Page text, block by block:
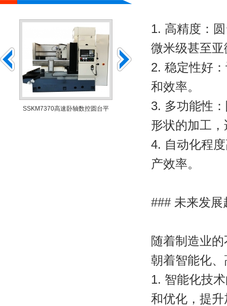
1. 高精度：
微米级甚至
2. 稳定性好
和效率。
3. 多功能性
形状的加工
4. 自动化程
产效率。
### 未来发展
随着制造业
朝着智能化
1. 智能化技
和优化，提
SSKM7370高速卧轴数控圆台平 SKM7340数控卧轴圆台平面磨